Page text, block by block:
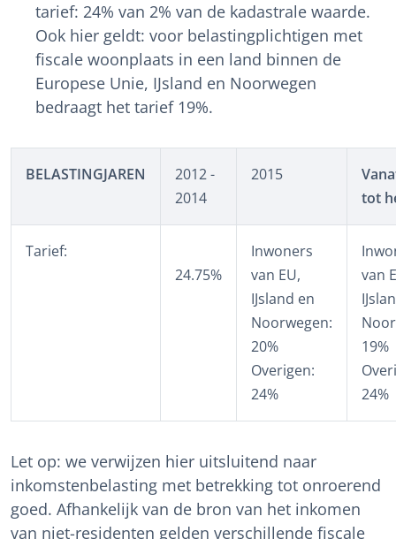
tarief: 24% van 2% van de kadastrale waarde.
Ook hier geldt: voor belastingplichtigen met
fiscale woonplaats in een land binnen de
Europese Unie, IJsland en Noorwegen
bedraagt het tarief 19%.
BELASTINGJAREN
2012 -
2014
2015
tot
Tarief:
24.75%
Inwoners
van EU,
IJsland en
Noorwegen:
20%
Overigen:
24%
van
19%
24%
Let op: we verwijzen hier uitsluitend naar
inkomstenbelasting met betrekking tot onroerend
goed. Afhankelijk van de bron van het inkomen
van niet-residenten gelden verschillende fiscale